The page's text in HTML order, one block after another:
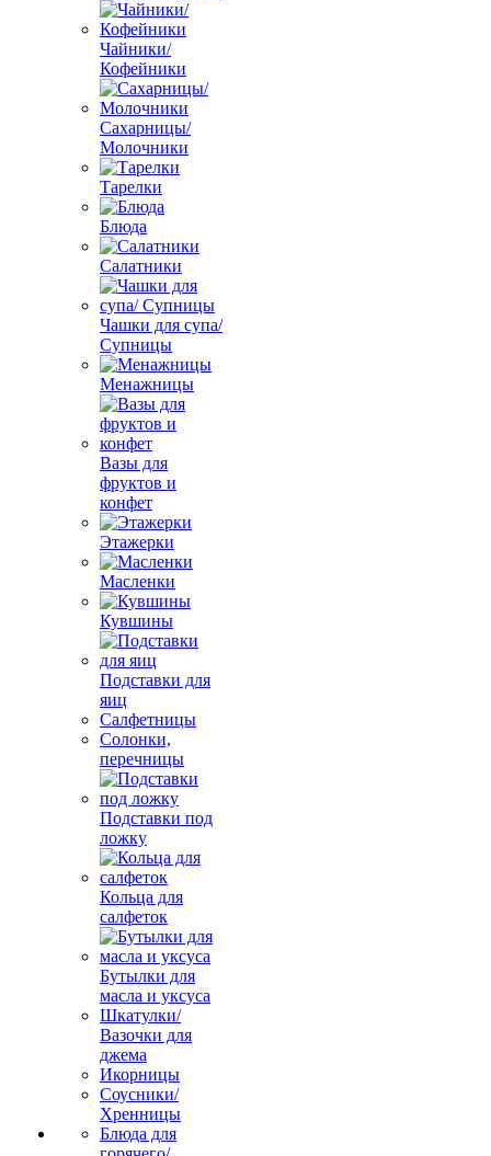
Чайники/
Кофейники
Сахарницы/
Молочники
Тарелки
Блюда
Салатники
Чашки для супа/
Супницы
Менажницы
Вазы для
фруктов и
конфет
Этажерки
Масленки
Кувшины
Подставки для
яиц
Салфетницы
Солонки,
перечницы
Подставки под
ложку
Кольца для
салфеток
Бутылки для
масла и уксуса
Шкатулки/
Вазочки для
джема
Икорницы
Соусники/
Хренницы
Блюда для